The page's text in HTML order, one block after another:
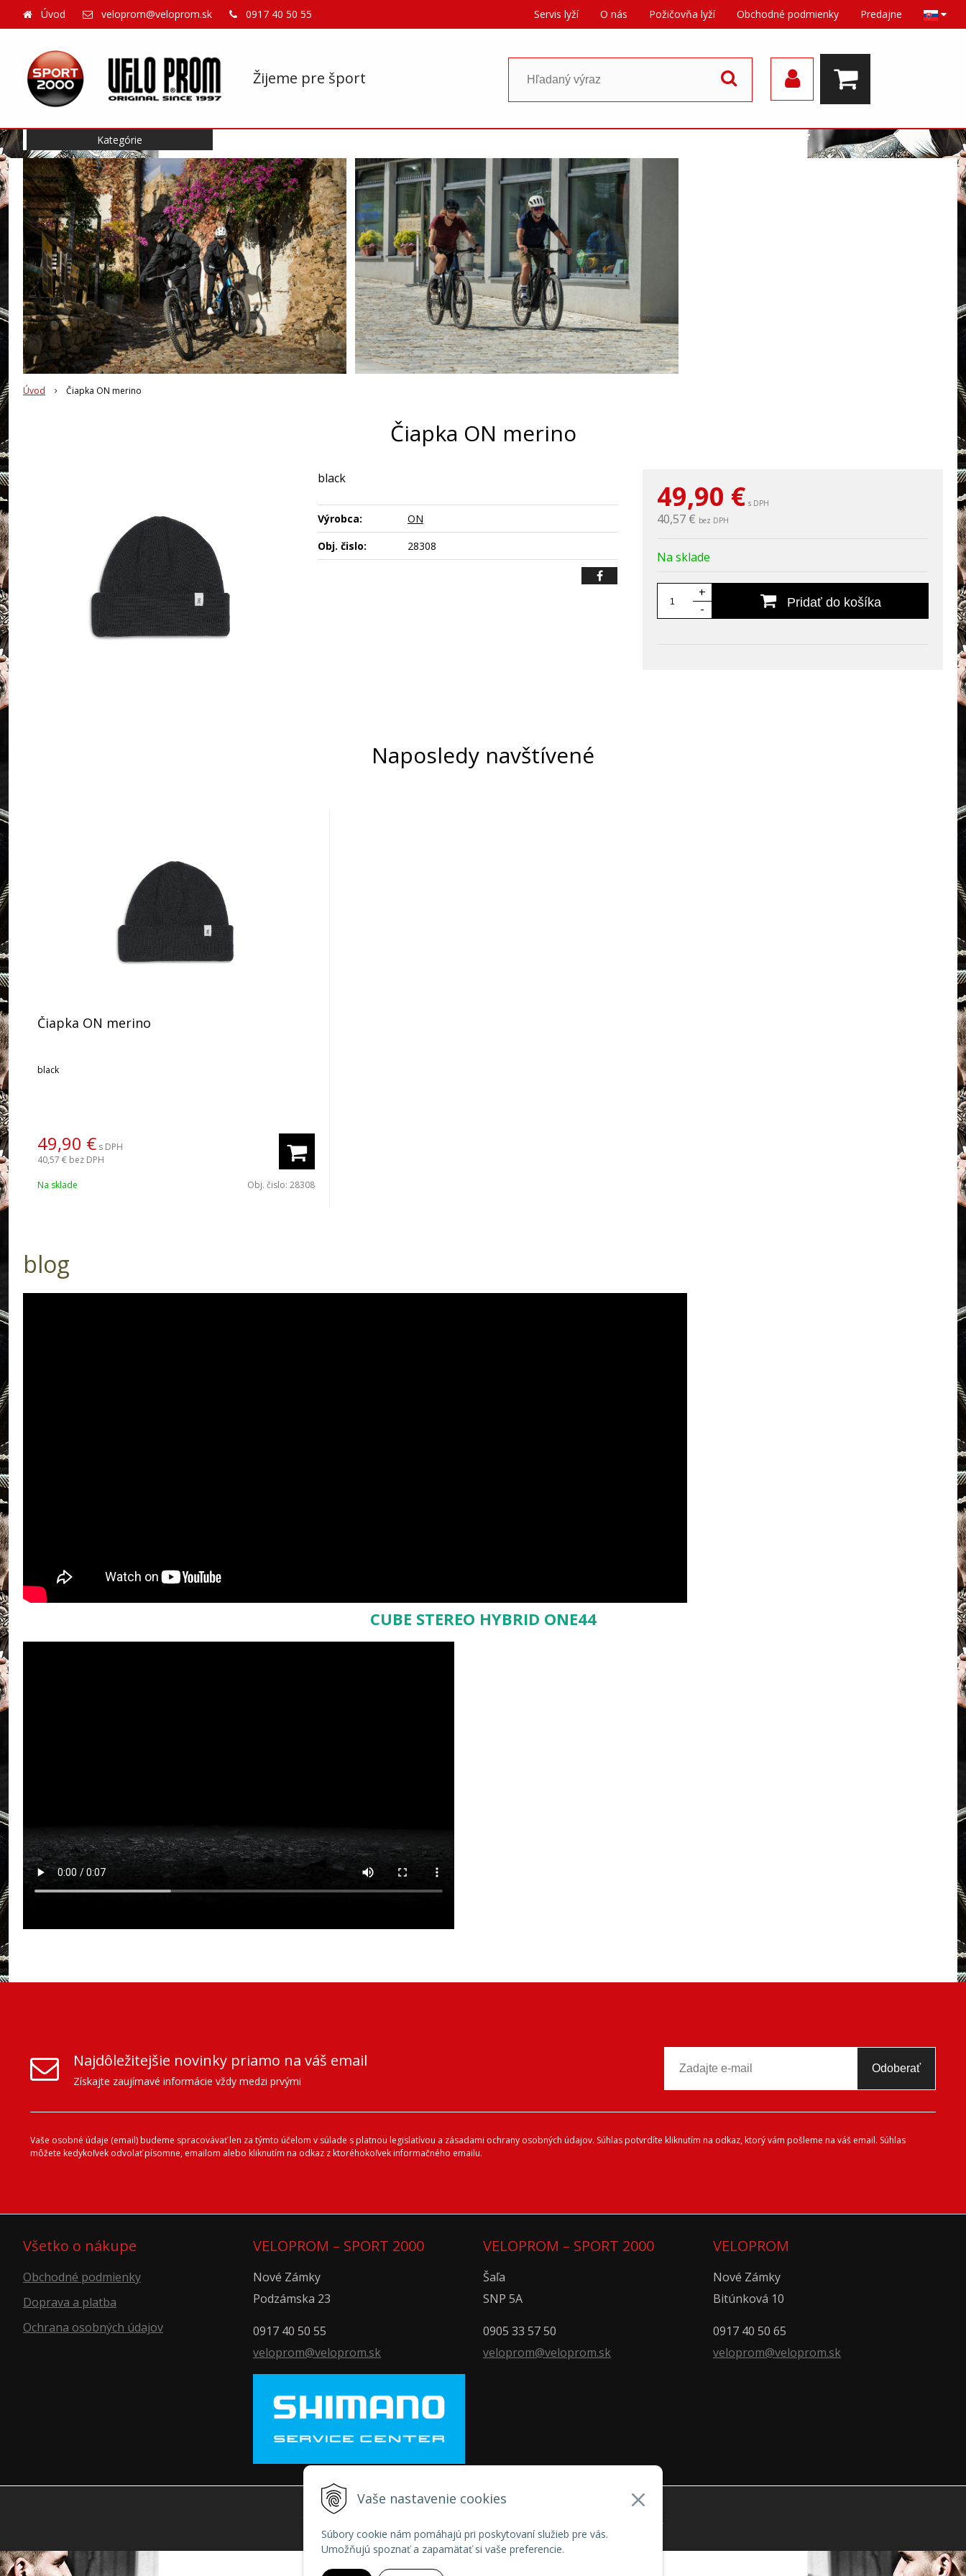
Vaše nastavenie cookies
Súbory cookie nám pomáhajú pri poskytovaní služieb pre vás.
Umožňujú spoznať a zapamätať si vaše preferencie.
Žijeme pre šport
Úvod veloprom@veloprom.sk 0917 40 50 55 Servis lyží O nás Požičovňa lyží Obchodné podmienky Predajne
Úvod Čiapka ON merino
Čiapka ON merino
49,90 € s DPH
40,57 € bez DPH
Na sklade
+
-
Pridať do košíka
black
Výrobca:
ON
Obj. čislo:
28308
Naposledy navštívené
Čiapka ON merino
black
49,90 € s DPH
40,57 € bez DPH
Na sklade Obj. čislo: 28308
blog
CUBE STEREO HYBRID ONE44
Kategórie
Najdôležitejšie novinky priamo na váš email
Získajte zaujímavé informácie vždy medzi prvými
Odoberať
Vaše osobné údaje (email) budeme spracovávať len za týmto účelom v súlade s platnou legislatívou a zásadami ochrany osobných údajov. Súhlas potvrdíte kliknutím na odkaz, ktorý vám pošleme na váš email. Súhlas
môžete kedykoľvek odvolať písomne, emailom alebo kliknutím na odkaz z ktoréhokoľvek informačného emailu.
Všetko o nákupe
Obchodné podmienky
Doprava a platba
Ochrana osobných údajov
VELOPROM – SPORT 2000
Nové Zámky
Podzámska 23
0917 40 50 55
veloprom@veloprom.sk
VELOPROM – SPORT 2000
Šaľa
SNP 5A
0905 33 57 50
veloprom@veloprom.sk
VELOPROM
Nové Zámky
Bitúnková 10
0917 40 50 65
veloprom@veloprom.sk
© 2026 Veloprom •